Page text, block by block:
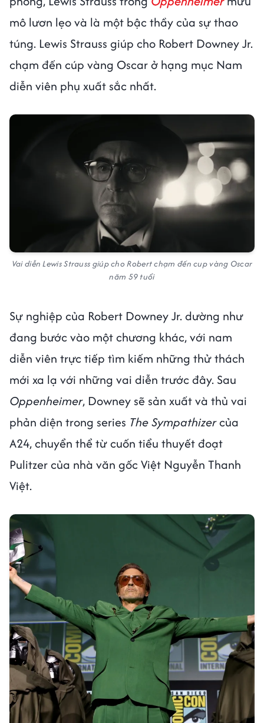
mô lươn lẹo và là một bậc thầy của sự thao
túng. Lewis Strauss giúp cho Robert Downey Jr.
chạm đến cúp vàng Oscar ở hạng mục Nam
diễn viên phụ xuất sắc nhất.
Vai diễn Lewis Strauss giúp cho Robert chạm đến cup vàng Oscar
năm 59 tuổi
Sự nghiệp của Robert Downey Jr. dường như
đang bước vào một chương khác, với nam
diễn viên trực tiếp tìm kiếm những thử thách
mới xa lạ với những vai diễn trước đây. Sau
Oppenheimer, Downey sẽ sản xuất và thủ vai
phản diện trong series The Sympathizercủa
A24, chuyển thể từ cuốn tiểu thuyết đoạt
Pulitzer của nhà văn gốc Việt Nguyễn Thanh
Việt.